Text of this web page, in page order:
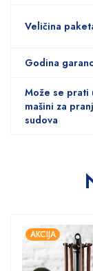
Veličina
Godina
Može se prati
mašini za
sudova
AKCIJA